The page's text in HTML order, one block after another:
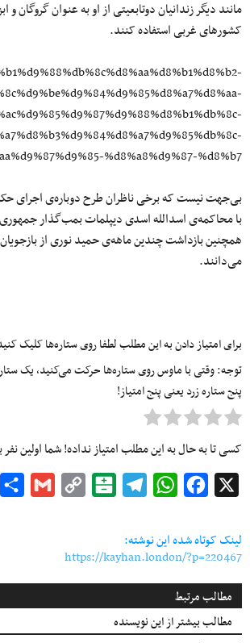
مانند دیگر زندانیان دوتابعیتی از او به عنوان گروگان و
کشورهای غربی استفاده کنند.
%d8%a8%d9%87-%d8%b7
بی‌جهت نیست که برخی ناظران طرح دوباره‌ی اجرای
با محاکمه‌ی اسدالله اسدی دیپلمات بمب‌گذار
همچنین بازداشت چندین ماهه‌ی حمید نوری از
می‌دانند.
برای امتیاز دادن به این مطلب لطفا روی ستاره‌ها کلیک
توجه: وقتی با ماوس روی ستاره‌ها حرکت می‌کنید، یک
پنج ستاره زرد یعنی پنج امتیاز!
کسی تا به حال به این مطلب امتیاز نداده! شما اولین نفر
Facebook
WhatsApp
Telegram
Balatarin
Copy
Gmail
لینک کوتاه شده این نوشته:
https://kayhan.london/?p=220467
مطالب مرتبط
مطالب بیشتر از این نویسنده